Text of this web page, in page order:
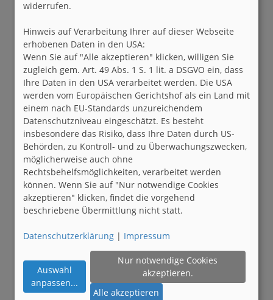
widerrufen.
Hinweis auf Verarbeitung Ihrer auf dieser Webseite
erhobenen Daten in den USA:
Wenn Sie auf "Alle akzeptieren" klicken, willigen Sie
zugleich gem. Art. 49 Abs. 1 S. 1 lit. a DSGVO ein, dass
Ihre Daten in den USA verarbeitet werden. Die USA
werden vom Europäischen Gerichtshof als ein Land mit
einem nach EU-Standards unzureichendem
Datenschutzniveau eingeschätzt. Es besteht
insbesondere das Risiko, dass Ihre Daten durch US-
Behörden, zu Kontroll- und zu Überwachungszwecken,
möglicherweise auch ohne
Rechtsbehelfsmöglichkeiten, verarbeitet werden
können. Wenn Sie auf "Nur notwendige Cookies
akzeptieren" klicken, findet die vorgehend
beschriebene Übermittlung nicht statt.
Datenschutzerklärung | Impressum
Auswahl
anpassen...
Nur notwendige Cookies
akzeptieren.
Alle akzeptieren